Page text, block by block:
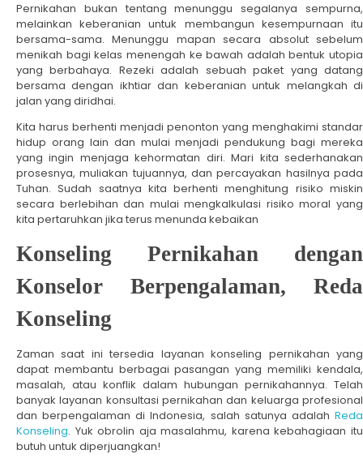
Pernikahan bukan tentang menunggu segalanya sempurna,
melainkan keberanian untuk membangun kesempurnaan itu
bersama-sama. Menunggu mapan secara absolut sebelum
menikah bagi kelas menengah ke bawah adalah bentuk utopia
yang berbahaya. Rezeki adalah sebuah paket yang datang
bersama dengan ikhtiar dan keberanian untuk melangkah di
jalan yang diridhai.
Kita harus berhenti menjadi penonton yang menghakimi standar
hidup orang lain dan mulai menjadi pendukung bagi mereka
yang ingin menjaga kehormatan diri. Mari kita sederhanakan
prosesnya, muliakan tujuannya, dan percayakan hasilnya pada
Tuhan. Sudah saatnya kita berhenti menghitung risiko miskin
secara berlebihan dan mulai mengkalkulasi risiko moral yang
kita pertaruhkan jika terus menunda kebaikan
Konseling Pernikahan dengan
Konselor Berpengalaman, Reda
Konseling
Zaman saat ini tersedia layanan konseling pernikahan yang
dapat membantu berbagai pasangan yang memiliki kendala,
masalah, atau konflik dalam hubungan pernikahannya. Telah
banyak layanan konsultasi pernikahan dan keluarga profesional
dan berpengalaman di Indonesia, salah satunya adalah Reda
Konseling. Yuk obrolin aja masalahmu, karena kebahagiaan itu
butuh untuk diperjuangkan!